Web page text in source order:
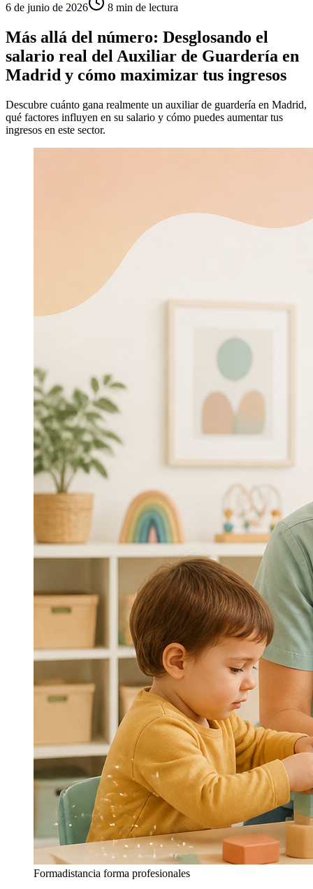
6 de junio de 2026
8 min de lectura
Más allá del número: Desglosando el
salario real del Auxiliar de Guardería en
Madrid y cómo maximizar tus ingresos
Descubre cuánto gana realmente un auxiliar de guardería en Madrid,
qué factores influyen en su salario y cómo puedes aumentar tus
ingresos en este sector.
Formadistancia forma profesionales